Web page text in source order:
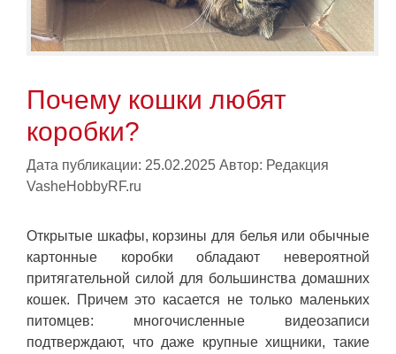
Почему кошки любят
коробки?
Дата публикации: 25.02.2025 Автор: Редакция
VasheHobbyRF.ru
Открытые шкафы, корзины для белья или обычные
картонные коробки обладают невероятной
притягательной силой для большинства домашних
кошек. Причем это касается не только маленьких
питомцев: многочисленные видеозаписи
подтверждают, что даже крупные хищники, такие